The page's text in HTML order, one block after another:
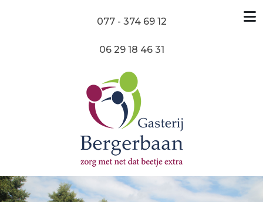
077 - 374 69 12
06 29 18 46 31